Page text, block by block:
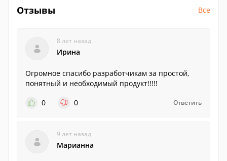
Отзывы Все
8 лет назад
Ирина
Огромное спасибо разработчикам за простой,
понятный и необходимый продукт!!!!!
0
0 Ответить
9 лет назад
Марианна